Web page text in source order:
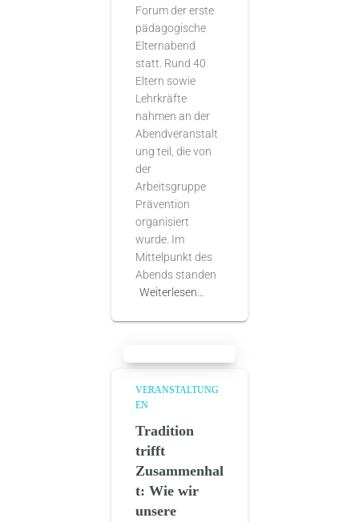
Forum der erste
pädagogische
Elternabend
statt. Rund 40
Eltern sowie
Lehrkräfte
nahmen an der
Abendveranstalt
ung teil, die von
der
Arbeitsgruppe
Prävention
organisiert
wurde. Im
Mittelpunkt des
Abends standen
Weiterlesen…
VERANSTALTUNG
EN
Tradition
trifft
Zusammenhal
t: Wie wir
unsere